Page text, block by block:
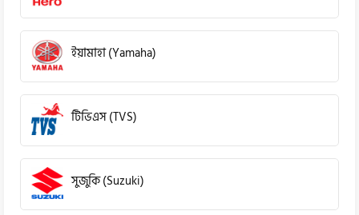
ইয়ামাহা (Yamaha)
টিভিএস (TVS)
সুজুকি (Suzuki)